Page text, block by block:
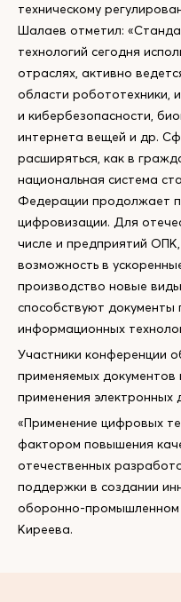
техническому
Шалаев отметил:
технологий сегодня
отраслях, активно
области робототехники,
и кибербезопасности,
интернета вещей и др.
расширяться, как в
национальная система
Федерации продолжает
цифровизации. Для
числе и предприятий
возможность в
производство новые
способствуют документы
информационных
Участники конференции
применяемых документов
применения электронных
«Применение цифровых
фактором повышения
отечественных
поддержки в создании
оборонно-промышленном
Киреева.